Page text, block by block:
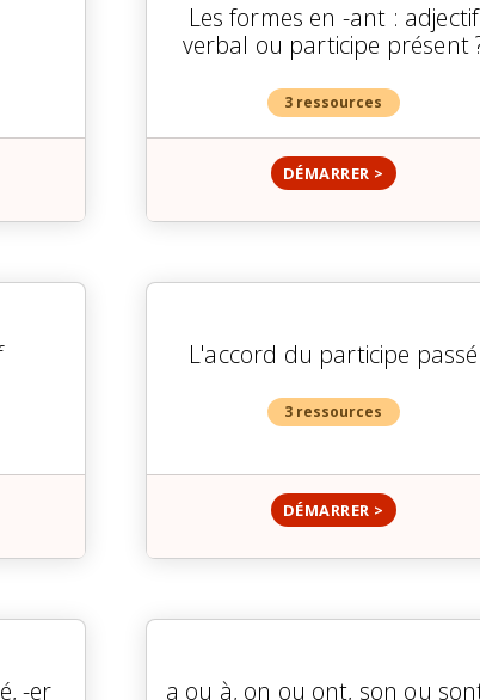
Les formes en -ant : adjectif
verbal ou participe présent
3 ressources
DÉMARRER >
L'accord du participe passé
3 ressources
DÉMARRER >
-er
a ou à, on ou ont, son ou